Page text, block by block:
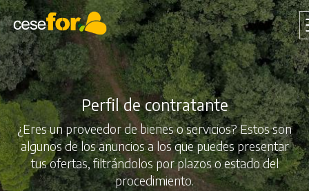
Pasar
al
contenido
principal
Perfil de contratante
¿Eres un proveedor de bienes o servicios? Estos son
algunos de los anuncios a los que puedes presentar
tus ofertas, filtrándolos por plazos o estado del
procedimiento.